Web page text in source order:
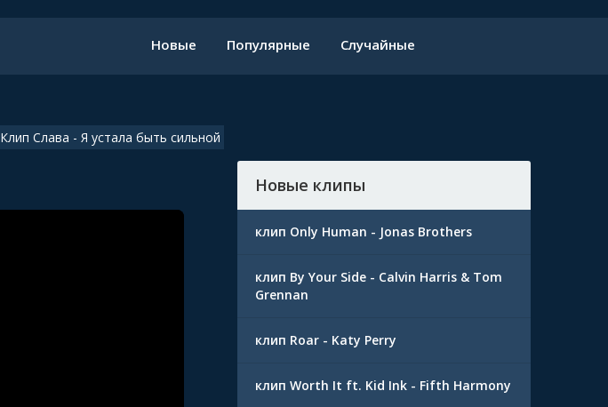
Новые Популярные Случайные
Клип Слава - Я устала быть сильной
Новые клипы
клип Only Human - Jonas Brothers
клип By Your Side - Calvin Harris & Tom
Grennan
клип Roar - Katy Perry
клип Worth It ft. Kid Ink - Fifth Harmony